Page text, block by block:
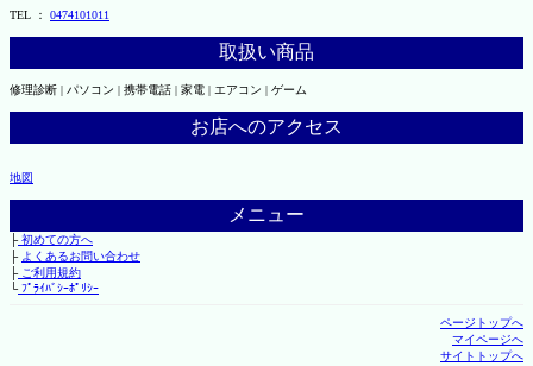
TEL ： 0474101011
取扱い商品
修理診断 | パソコン | 携帯電話 | 家電 | エアコン | ゲーム
お店へのアクセス
地図
メニュー
├初めての方へ
├ よくあるお問い合わせ
├ご利用規約
└ﾌﾟﾗｲﾊﾞｼｰﾎﾟﾘｼｰ
ページトップへ
マイページへ
サイトトップへ